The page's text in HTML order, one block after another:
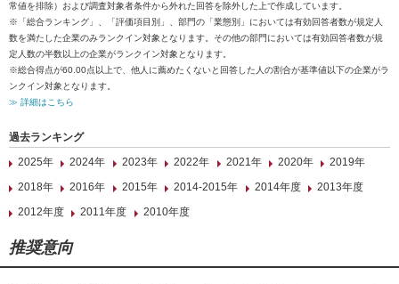
常値を排除）および調査対象者条件から外れた回答を除外した上で作成しています。
※「総合ランキング」、「評価項目別」、部門の「業態別」においては有効回答者数が規定人
数を満たした企業のみランクイン対象となります。その他の部門においては有効回答者数が規
定人数の半数以上の企業がランクイン対象となります。
※総合得点が60.00点以上で、他人に薦めたくないと回答した人の割合が基準値以下の企業がラ
ンクイン対象となります。
≫ 詳細はこちら
過去ランキング
2025年
2024年 2023年 2022年 2021年 2020年
2019年
2018年
2016年 2015年 2014-2015年 2014年度
2013年度
2012年度
2011年度 2010年度
推奨意向